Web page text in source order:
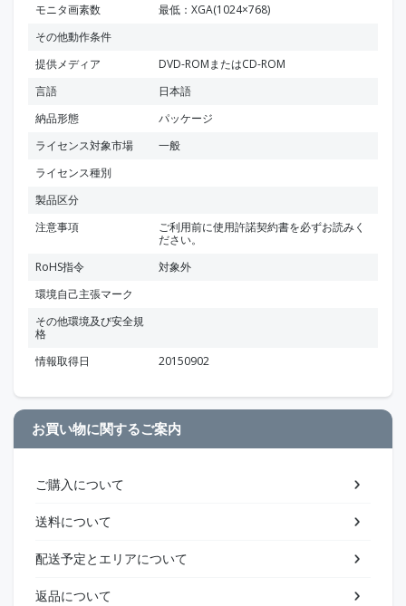
モニタ画素数
最低：XGA(1024×768)
その他動作条件
提供メディア
DVD-ROMまたはCD-ROM
言語
日本語
納品形態
パッケージ
ライセンス対象市場
一般
ライセンス種別
製品区分
注意事項
ご利用前に使用許諾契約書を必ずお読みく
ださい。
RoHS指令
対象外
環境自己主張マーク
その他環境及び安全規
格
情報取得日
20150902
お買い物に関するご案内
ご購入について
送料について
配送予定とエリアについて
返品について